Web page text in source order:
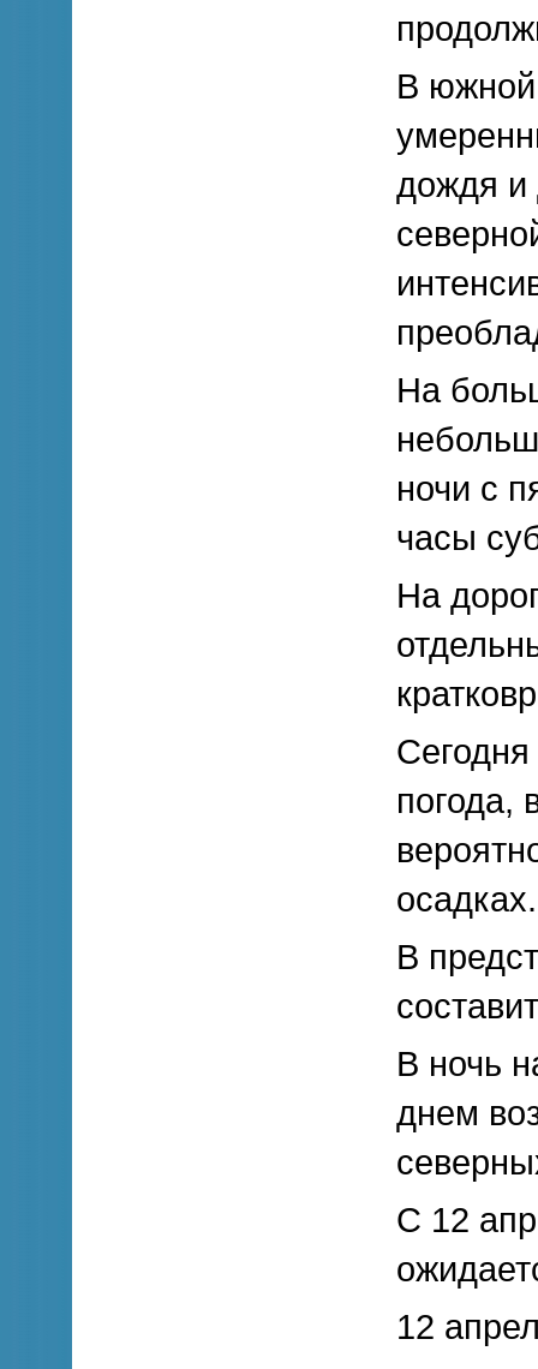
В южной
дождя и
На
ночи с
часы
На
Сегодня
погода,
осадках.
В
В ночь
днем
С 12
12